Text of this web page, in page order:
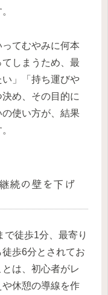
てむやみに何本
しまうため、最
」「持ち運びや
め、その目的に
使い方が、結果
続の壁を下げ
徒歩1分、最寄り
歩6分とされてお
は、初心者がレ
休憩の導線を作